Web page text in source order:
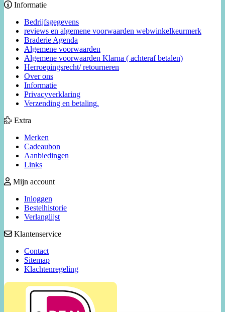
Informatie
Bedrijfsgegevens
reviews en algemene voorwaarden webwinkelkeurmerk
Braderie Agenda
Algemene voorwaarden
Algemene voorwaarden Klarna ( achteraf betalen)
Herroepingsrecht/ retourneren
Over ons
Informatie
Privacyverklaring
Verzending en betaling.
Extra
Merken
Cadeaubon
Aanbiedingen
Links
Mijn account
Inloggen
Bestelhistorie
Verlanglijst
Klantenservice
Contact
Sitemap
Klachtenregeling